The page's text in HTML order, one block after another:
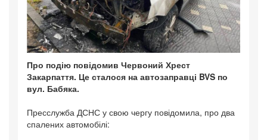
Про подію повідомив Червоний Хрест
Закарпаття. Це сталося на автозаправці BVS по
вул. Бабяка.
Пресслужба ДСНС у свою чергу повідомила, про два
спалених автомобілі: